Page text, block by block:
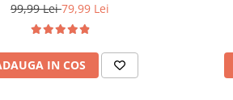
99,99 Lei79,99 Lei
IN COS